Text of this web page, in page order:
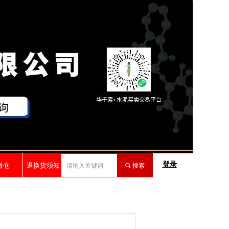
登录
仓 退换货须知 끠 搜索